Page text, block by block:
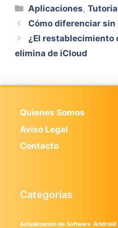
Categorías
Aplicaciones,
Cómo diferenciar sin
¿El restablecimiento
elimina de iCloud
Quienes Somos
Aviso Legal
Contacto
Categorías
Actualización de Software Android